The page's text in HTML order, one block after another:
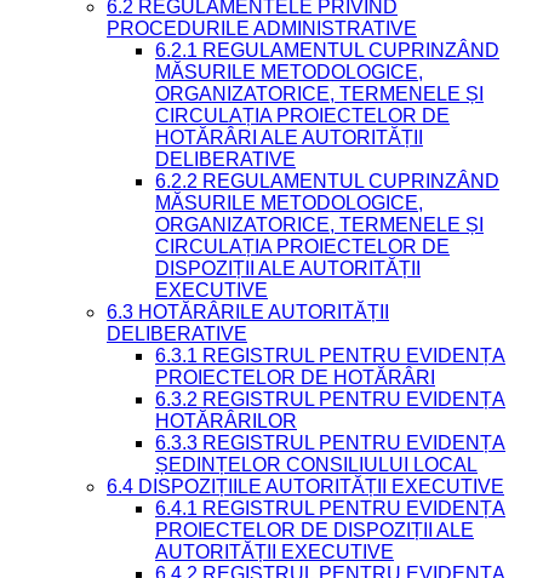
6.2 REGULAMENTELE PRIVIND
PROCEDURILE ADMINISTRATIVE
6.2.1 REGULAMENTUL CUPRINZÂND
MĂSURILE METODOLOGICE,
ORGANIZATORICE, TERMENELE ȘI
CIRCULAȚIA PROIECTELOR DE
HOTĂRÂRI ALE AUTORITĂȚII
DELIBERATIVE
6.2.2 REGULAMENTUL CUPRINZÂND
MĂSURILE METODOLOGICE,
ORGANIZATORICE, TERMENELE ȘI
CIRCULAȚIA PROIECTELOR DE
DISPOZIȚII ALE AUTORITĂȚII
EXECUTIVE
6.3 HOTĂRÂRILE AUTORITĂȚII
DELIBERATIVE
6.3.1 REGISTRUL PENTRU EVIDENȚA
PROIECTELOR DE HOTĂRÂRI
6.3.2 REGISTRUL PENTRU EVIDENȚA
HOTĂRÂRILOR
6.3.3 REGISTRUL PENTRU EVIDENȚA
ȘEDINȚELOR CONSILIULUI LOCAL
6.4 DISPOZIȚIILE AUTORITĂȚII EXECUTIVE
6.4.1 REGISTRUL PENTRU EVIDENȚA
PROIECTELOR DE DISPOZIȚII ALE
AUTORITĂȚII EXECUTIVE
6.4.2 REGISTRUL PENTRU EVIDENȚA